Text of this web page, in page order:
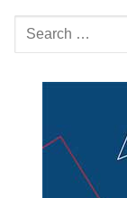
Search
for: